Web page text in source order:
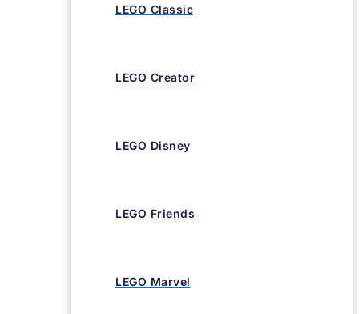
LEGO Classic
LEGO Creator
LEGO Disney
LEGO Friends
LEGO Marvel